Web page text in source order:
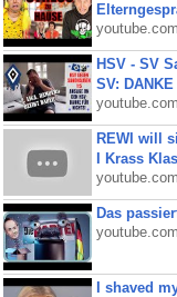
youtube.com
HSV - SV
SV:
youtube.com
REWI will
I Krass
youtube.com
Das
youtube.com
I shaved